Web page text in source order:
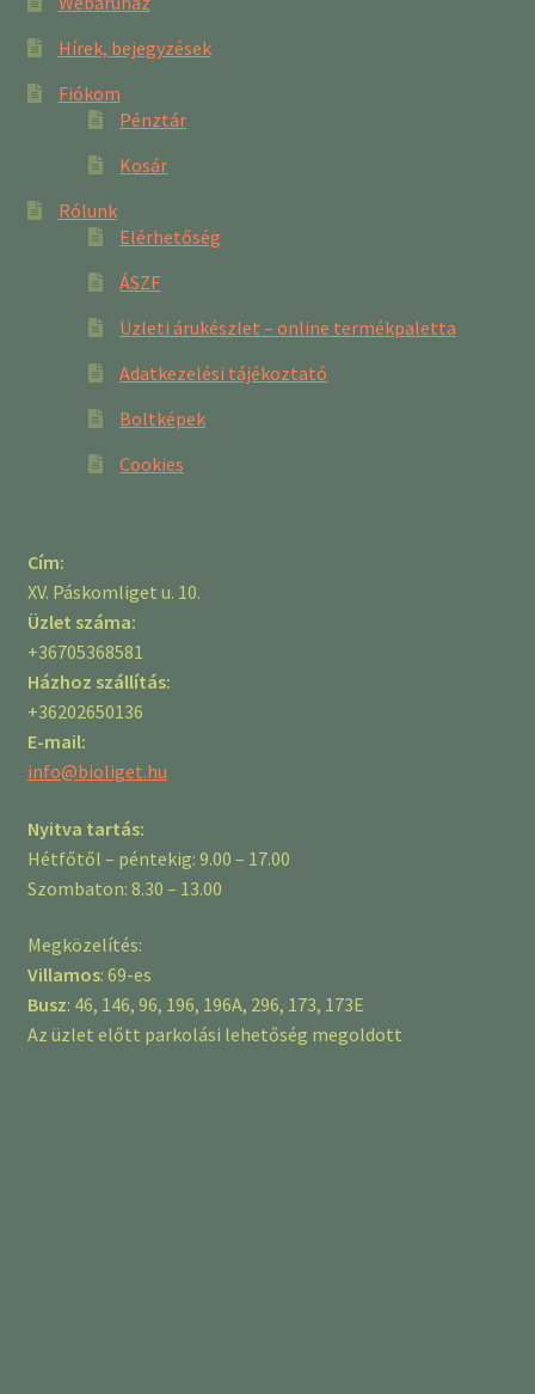
Hírek, bejegyzések
Fiókom
Pénztár
Kosár
Rólunk
Elérhetőség
ÁSZF
Üzleti árukészlet – online termékpaletta
Adatkezelési tájékoztató
Boltképek
Cookies
Cím:
XV. Páskomliget u. 10.
Üzlet száma:
+36705368581
Házhoz szállítás:
+36202650136
E-mail:
info@bioliget.hu
Nyitva tartás:
Hétfőtől – péntekig: 9.00 – 17.00
Szombaton: 8.30 – 13.00
Megközelítés:
Villamos: 69-es
Busz: 46, 146, 96, 196, 196A, 296, 173, 173E
Az üzlet előtt parkolási lehetőség megoldott